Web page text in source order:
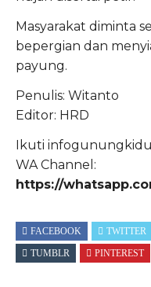
Masyarakat diminta
bepergian dan
payung.
Penulis: Witanto
Editor: HRD
Ikuti
WA Channel:
https://
FACEBOOK TWITTER
TUMBLR
PINTEREST